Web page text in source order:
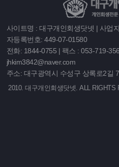
사이트명 : 대구개인회생닷넷 | 사업
자등록번호: 449-07-01580
전화: 1844-0755 | 팩스 : 053-719-
jhkim3842@naver.com
주소: 대구광역시 수성구 상록로2길
2010. 대구개인회생닷넷. ALL RIGHTS